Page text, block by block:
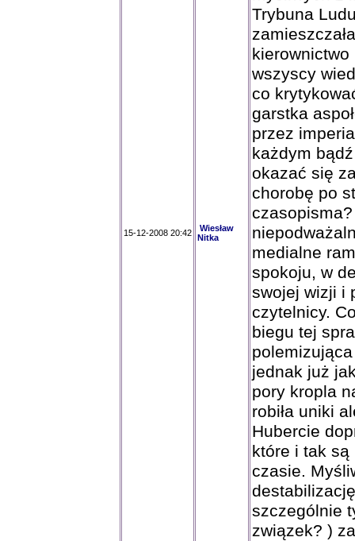
15-12-2008 20:42
Wiesław
Nitka
Trybuna
kierownictwo
wszyscy
co
garstka
przez
każdym
okazać się
chorobę po
medialne
spokoju, w
swojej wizji i
czytelnicy.
biegu tej
jednak już
pory kropla
robiła uniki
Hubercie
które i tak są
czasie.
szczególnie
związek? )